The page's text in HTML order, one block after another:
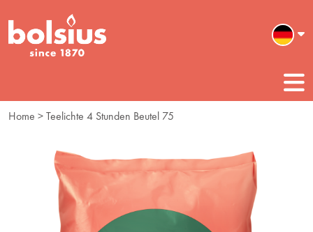
Home > Teelichte 4 Stunden Beutel 75